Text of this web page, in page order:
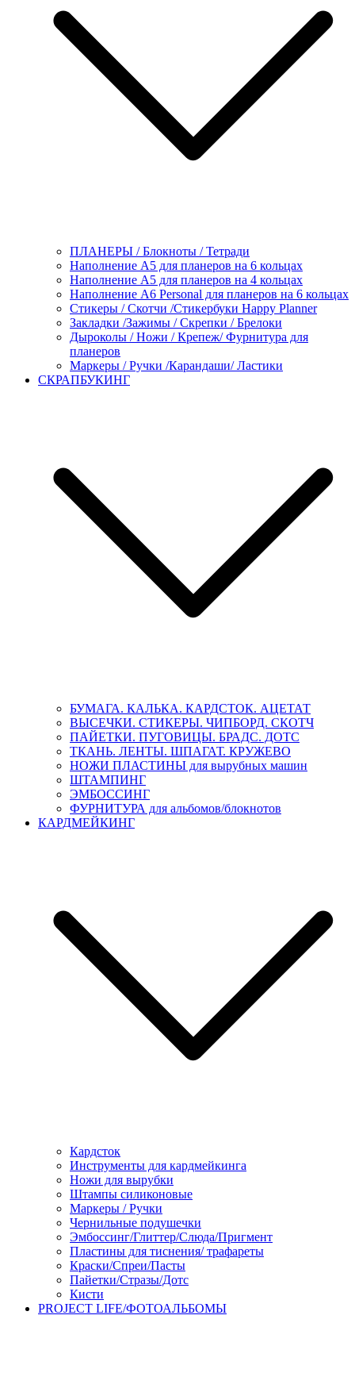
ПЛАНЕРЫ / Блокноты / Тетради
Наполнение А5 для планеров на 6 кольцах
Наполнение А5 для планеров на 4 кольцах
Наполнение А6 Personal для планеров на 6 кольцах
Стикеры / Скотчи /Стикербуки Happy Planner
Закладки /Зажимы / Скрепки / Брелоки
Дыроколы / Ножи / Крепеж/ Фурнитура для
планеров
Маркеры / Ручки /Карандаши/ Ластики
СКРАПБУКИНГ
БУМАГА. КАЛЬКА. КАРДСТОК. АЦЕТАТ
ВЫСЕЧКИ. СТИКЕРЫ. ЧИПБОРД. СКОТЧ
ПАЙЕТКИ. ПУГОВИЦЫ. БРАДС. ДОТС
ТКАНЬ. ЛЕНТЫ. ШПАГАТ. КРУЖЕВО
НОЖИ ПЛАСТИНЫ для вырубных машин
ШТАМПИНГ
ЭМБОССИНГ
ФУРНИТУРА для альбомов/блокнотов
КАРДМЕЙКИНГ
Кардсток
Инструменты для кардмейкинга
Ножи для вырубки
Штампы силиконовые
Маркеры / Ручки
Чернильные подушечки
Эмбоссинг/Глиттер/Слюда/Пригмент
Пластины для тиснения/ трафареты
Краски/Спреи/Пасты
Пайетки/Стразы/Дотс
Кисти
PROJECT LIFE/ФОТОАЛЬБОМЫ